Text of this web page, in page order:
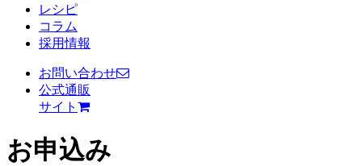
レシピ
コラム
採用情報
お問い合わせ
公式通販
サイト
お申込み